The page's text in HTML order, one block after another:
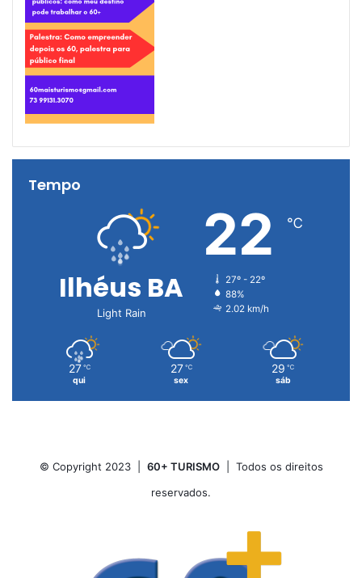
Tempo
Ilhéus BA
Light Rain
22 ℃
27º - 22º
88%
2.02 km/h
27 ℃
qui
27 ℃
sex
29 ℃
sáb
© Copyright 2023 | 60+ TURISMO| Todos os direitos
reservados.